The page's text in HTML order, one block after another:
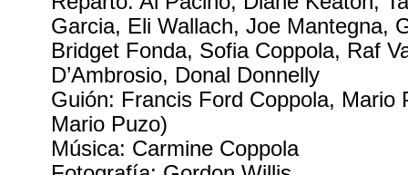
Garcia, Eli Wallach, Joe Mantegna,
Bridget Fonda, Sofia Coppola, Raf
D’Ambrosio, Donal Donnelly
Guión: Francis Ford Coppola, Mario
Mario Puzo)
Música: Carmine Coppola